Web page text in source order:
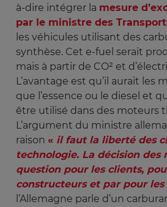
à-dire intégrer la mesure
par le ministre des
les véhicules utilisant des
synthèse. Cet e-fuel serait
mais à partir de CO² et
L’avantage est qu’il aurait les
que l’essence ou le diesel et
être utilisé dans des moteurs
L’argument du ministre
raison « il faut la liberté des
technologie. La décision des
question pour les clients,
constructeurs et par pour
l’Allemagne parle d’un